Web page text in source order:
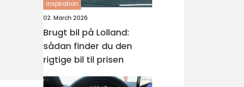
inspiration
02. March 2026
Brugt bil på Lolland:
sådan finder du den
rigtige bil til prisen